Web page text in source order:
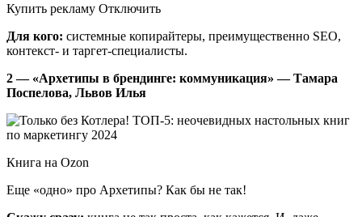
Купить рекламу Отключить
Для кого: системные копирайтеры, преимущественно SEO,
контекст- и таргет-специалисты.
2 — «Архетипы в брендинге: коммуникация» — Тамара
Поспелова, Львов Илья
Книга на Ozon
Еще «одно» про Архетипы? Как бы не так!